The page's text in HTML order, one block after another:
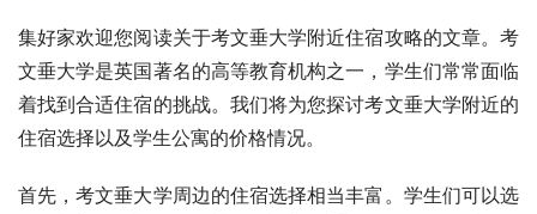
集好家欢迎您阅读关于考文垂大学附近住宿攻略的文章。考
文垂大学是英国著名的高等教育机构之一，学生们常常面临
着找到合适住宿的挑战。我们将为您探讨考文垂大学附近的
住宿选择以及学生公寓的价格情况。
首先，考文垂大学周边的住宿选择相当丰富。学生们可以选